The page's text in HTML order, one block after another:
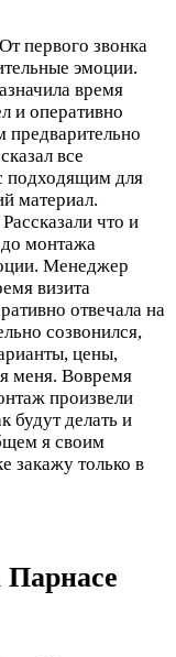
От первого звонка
эмоции.
время
и оперативно
все
подходящим для
материал.
что и
монтажа
Менеджер
визита
отвечала на
созвонился,
цены,
меня. Вовремя
произвели
будут делать и
я своим
закажу только в
Парнасе